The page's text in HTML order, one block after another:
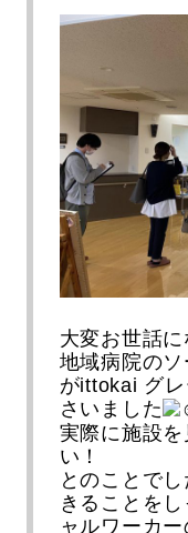
大変お世話に
地域病院の
がittokai グ
さいました
実際に施設
い！
とのことで
きることを
ャルワーカ